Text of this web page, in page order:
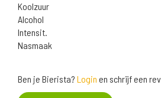
Koolzuur
Alcohol
Intensit.
Nasmaak
Ben je Bierista? Login en schrijf een